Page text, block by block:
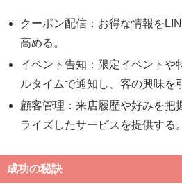
クーポン配信：お得な情報を
高める。
イベント告知：限定イベントや
ルタイムで通知し、客の興味を
顧客管理：来店履歴や好みを把
ライズしたサービスを提供する。
成功の秘訣